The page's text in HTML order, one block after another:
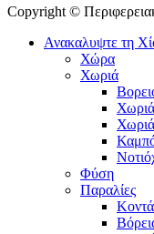
Copyright ©
Ανακαλυψτε τη
Χώρα
Χωριά
Φύση
Παραλίες